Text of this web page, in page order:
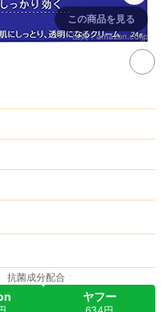
この商品を見る
出典：amazon.co.jp
抗菌成分配合
ヤフー